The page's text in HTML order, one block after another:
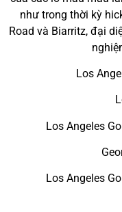
như trong thời kỳ
Road và Biarritz, đại
Los
Los Angeles
Los Angeles